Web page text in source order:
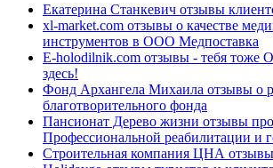
Екатерина Станкевич отзывы
xl-market.com отзывы о качестве
инструментов в ООО Медпоставка
E-holodilnik.com отзывы - тебя тоже
здесь!
Фонд Архангела Михаила отзывы о
благотворительного фонда
Пансионат Дерево жизни отзывы
Профессиональной реабилитации и
Строительная компания ЦНА